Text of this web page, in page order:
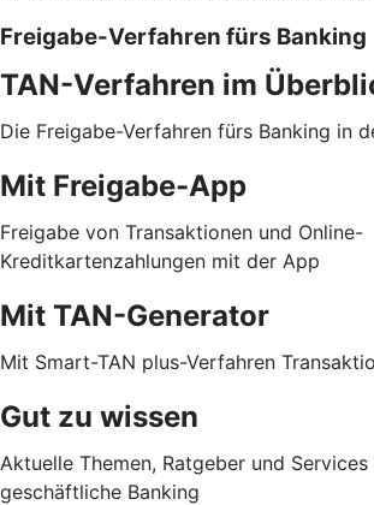
Freigabe-Verfahren fürs Banking
TAN-Verfahren im
Die Freigabe-Verfahren fürs Banking in
Mit Freigabe-App
Freigabe von Transaktionen und Online-
Kreditkartenzahlungen mit der App
Mit TAN-Generator
Mit Smart-TAN plus-Verfahren
Gut zu wissen
Aktuelle Themen, Ratgeber und
geschäftliche Banking